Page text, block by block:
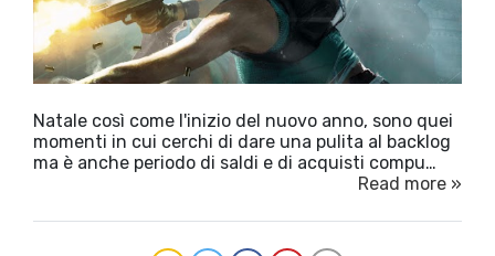
Natale così come l'inizio del nuovo anno, sono quei
momenti in cui cerchi di dare una pulita al backlog
ma è anche periodo di saldi e di acquisti compu…
Read more »